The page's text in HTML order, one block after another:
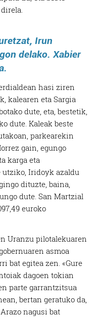
Irun
delako. Xabier
hasi ziren
kalearen eta Sargia
dute, eta, bestetik,
dute. Kaleak beste
parkearekin
gain, egungo
karga eta
utziko, Iridoyk azaldu
dituzte, baina,
dute. San Martzial
euroko
Uranzu pilotalekuaren
asmoa
bat egitea zen. «Gure
dagoen tokian
parte garrantzitsua
bertan geratuko da,
nagusi bat